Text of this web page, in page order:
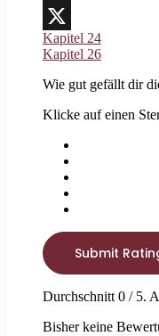
Threads
X
Kapitel 24
Kapitel 26
Wie gut gefällt dir
Klicke auf einen
Submit
Durchschnitt 0 / 5.
Bisher keine